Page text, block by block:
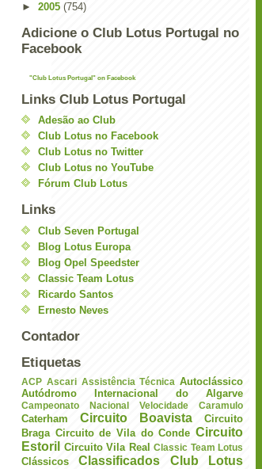
► 2005 (754)
Adicione o Club Lotus Portugal no
Facebook
"Club Lotus Portugal" on Facebook
Links Club Lotus Portugal
Adesão ao Club
Club Lotus no Facebook
Club Lotus no Twitter
Club Lotus no YouTube
Fórum Club Lotus
Links
Club Seven Portugal
Blog Lotus Europa
Blog Opel Speedster
Classic Team Lotus
Ricardo Santos
Ernesto Neves
Contador
Etiquetas
ACP Ascari Assistência Técnica Autoclássico
Autódromo Internacional do Algarve
Campeonato Nacional Velocidade Caramulo
Caterham Circuito Boavista
Circuito
Braga Circuito de Vila do Conde Circuito
Estoril Circuito Vila Real Classic Team Lotus
Clássicos Classificados Club Lotus